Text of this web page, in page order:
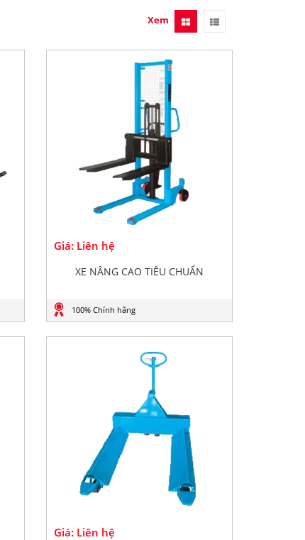
Xem
Giá: Liên hệ
XE NÂNG CAO TIÊU CHUẨN
100% Chính hãng
Giá: Liên hệ